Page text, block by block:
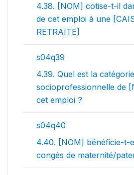
4.38. [NOM] cotise-t-il
de cet emploi à une
RETRAITE]
s04q39
4.39. Quel est la catégorie
socioprofessionnelle de
cet emploi ?
s04q40
4.40. [NOM] bénéficie-t-
congés de maternité/